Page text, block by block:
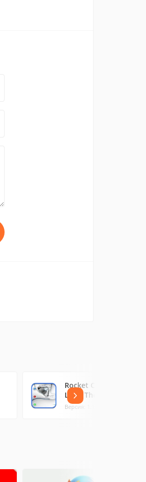
Rocket Caller ID
Light Theme
Версия: 1.11 (0.35 МБ)